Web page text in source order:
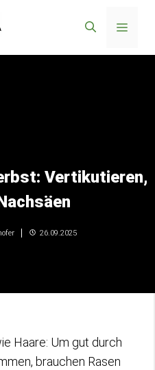
Menü
Vertikutieren,
26.09.2025
Haare: Um gut durch
brauchen Rasen